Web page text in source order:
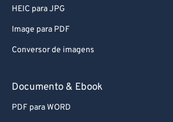
HEIC para JPG
Image para PDF
Conversor de imagens
Documento & Ebook
PDF para WORD